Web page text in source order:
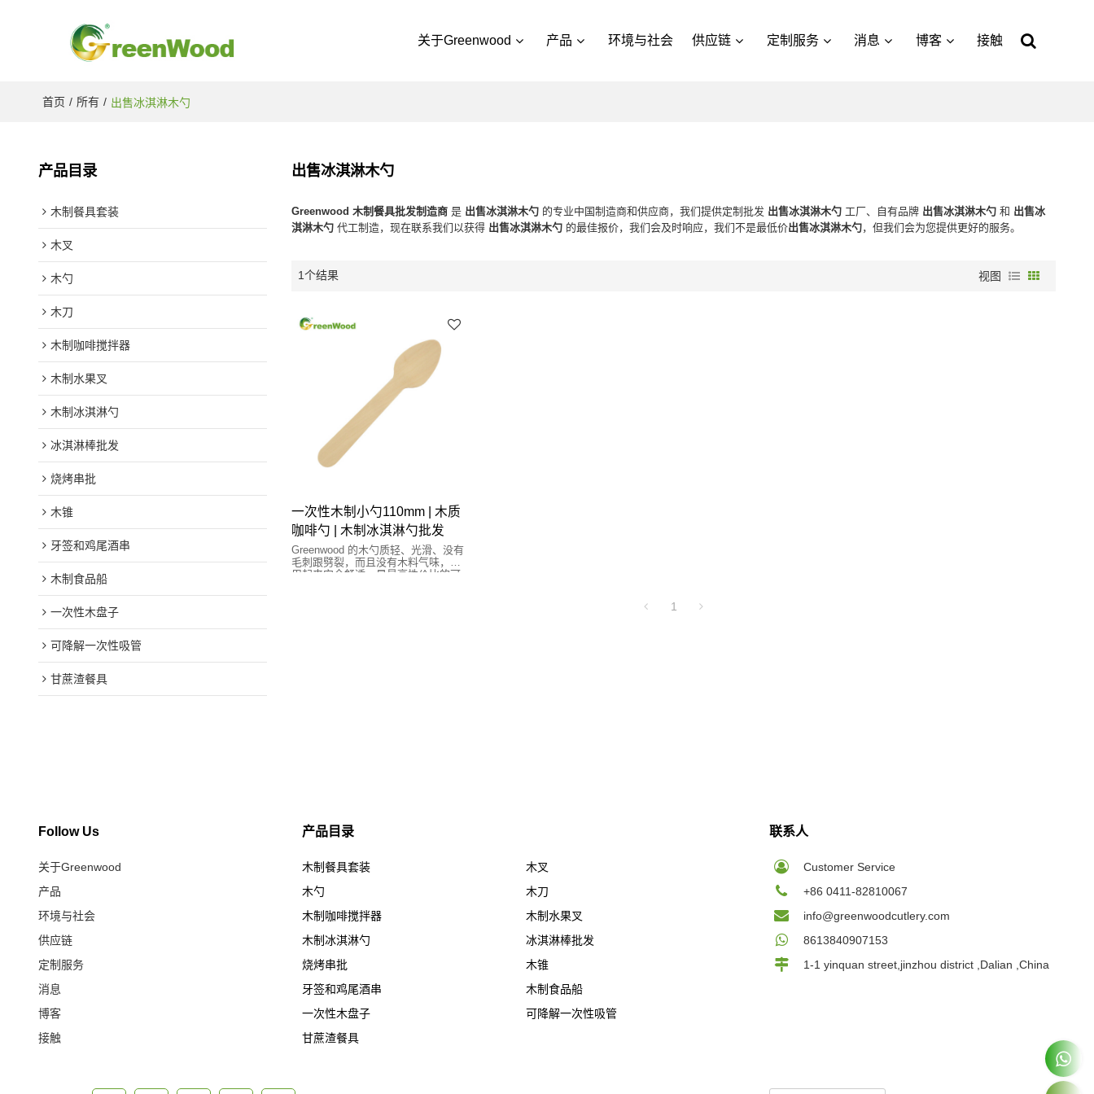
关于Greenwood 产品 环境与社会 供应链 定制服务 消息 博客 接触
首页 / 所有 / 出售冰淇淋木勺
产品目录
木制餐具套装
木叉
木勺
木刀
木制咖啡搅拌器
木制水果叉
木制冰淇淋勺
冰淇淋棒批发
烧烤串批
木锥
牙签和鸡尾酒串
木制食品船
一次性木盘子
可降解一次性吸管
甘蔗渣餐具
出售冰淇淋木勺
Greenwood 木制餐具批发制造商 是 出售冰淇淋木勺 的专业中国制造商和供应商，我们提供定制批发 出售冰淇淋木勺 工厂、自有品牌 出售冰淇淋木勺 和 出售冰
淇淋木勺 代工制造，现在联系我们以获得 出售冰淇淋木勺 的最佳报价，我们会及时响应，我们不是最低价出售冰淇淋木勺，但我们会为您提供更好的服务。
1个结果 视图
一次性木制小勺110mm | 木质
咖啡勺 | 木制冰淇淋勺批发
Greenwood 的木勺质轻、光滑、没有
毛刺跟劈裂，而且没有木料气味，使
用起来安全舒适。是最高性价比的可
1
Follow Us
关于Greenwood
产品
环境与社会
供应链
定制服务
消息
博客
接触
产品目录
木制餐具套装
木叉
木勺
木刀
木制咖啡搅拌器
木制水果叉
木制冰淇淋勺
冰淇淋棒批发
烧烤串批
木锥
牙签和鸡尾酒串
木制食品船
一次性木盘子
可降解一次性吸管
甘蔗渣餐具
联系人
Customer Service
+86 0411-82810067
info@greenwoodcutlery.com
8613840907153
1-1 yinquan street,jinzhou district ,Dalian ,China